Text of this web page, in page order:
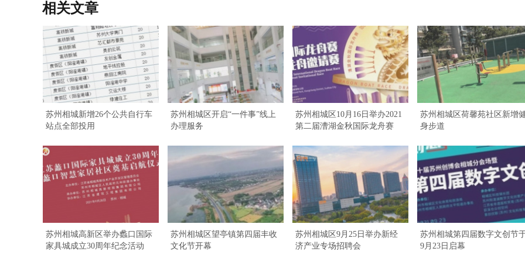
相关文章
苏州相城新增26个公共自行车
站点全部投用
苏州相城区开启“一件事”线上
办理服务
苏州相城区10月16日举办2021
第二届漕湖金秋国际龙舟赛
苏州相城区荷馨苑社区新增
身步道
苏州相城高新区举办蠡口国际
家具城成立30周年纪念活动
苏州相城区望亭镇第四届丰收
文化节开幕
苏州相城区9月25日举办新经
济产业专场招聘会
苏州相城第四届数字文创节
9月23日启幕